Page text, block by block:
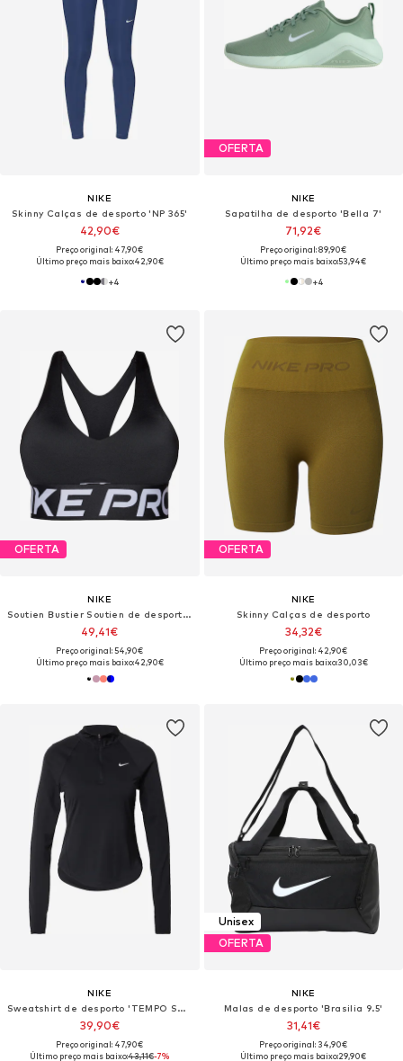
NIKE
Skinny Calças de desporto 'NP 365'
42,90€
Preço original: 47,90€
Último preço mais baixo:42,90€
+4
OFERTA
NIKE
Sapatilha de desporto 'Bella 7'
71,92€
Preço original: 89,90€
Último preço mais baixo:53,94€
+4
OFERTA
NIKE
Soutien Bustier Soutien de desporto 'NP SCULPT'
49,41€
Preço original: 54,90€
Último preço mais baixo:42,90€
OFERTA
NIKE
Skinny Calças de desporto
34,32€
Preço original: 42,90€
Último preço mais baixo:30,03€
NIKE
Sweatshirt de desporto 'TEMPO SWSH HBR'
39,90€
Preço original: 47,90€
Último preço mais baixo:43,11€-7%
Unisex
OFERTA
NIKE
Malas de desporto 'Brasilia 9.5'
31,41€
Preço original: 34,90€
Último preço mais baixo:29,90€